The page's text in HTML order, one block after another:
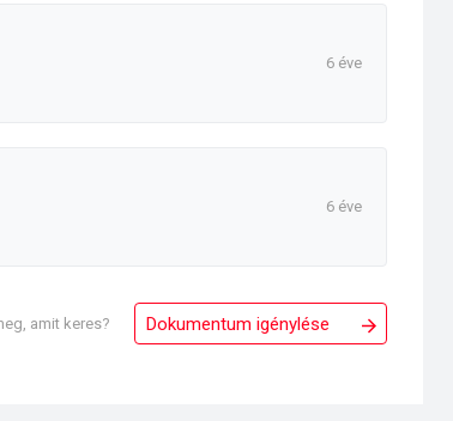
6 éve
6 éve
amit keres? Dokumentum igénylése